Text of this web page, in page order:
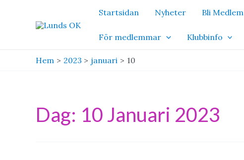
Startsidan Nyheter Bli Medlem
För medlemmar Klubbinfo
Hem 2023 januari 10
Dag: 10 Januari 2023